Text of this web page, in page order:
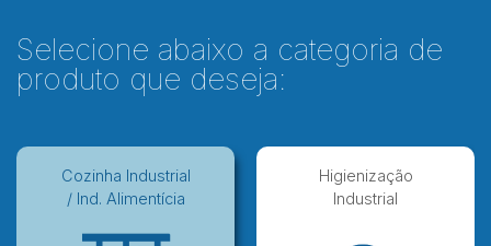
Selecione abaixo a categoria de
produto que deseja:
Cozinha Industrial
/ Ind. Alimentícia
Higienização
Industrial